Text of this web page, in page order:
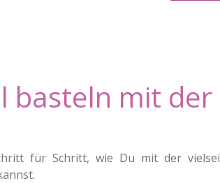
basteln mit
für Schritt, wie Du mit der